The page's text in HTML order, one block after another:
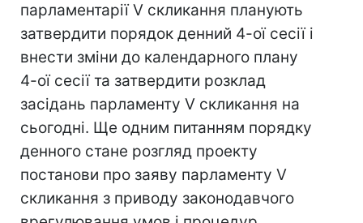
парламентарії V скликання планують
затвердити порядок денний 4-ої сесії і
внести зміни до календарного плану
4-ої сесії та затвердити розклад
засідань парламенту V скликання на
сьогодні. Ще одним питанням порядку
денного стане розгляд проекту
постанови про заяву парламенту V
скликання з приводу законодавчого